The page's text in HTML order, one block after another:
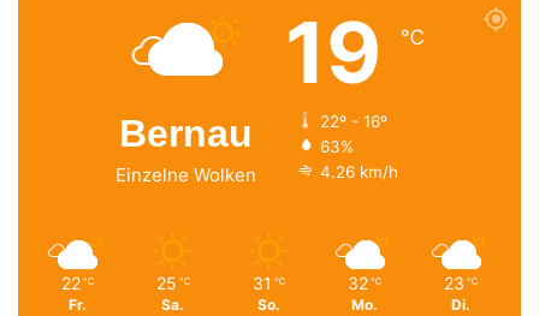
Bernau
Einzelne Wolken
19 ℃
22º - 16º
63%
4.26 km/h
22 ℃
Fr.
25 ℃
Sa.
31 ℃
So.
32 ℃
Mo.
23 ℃
Di.